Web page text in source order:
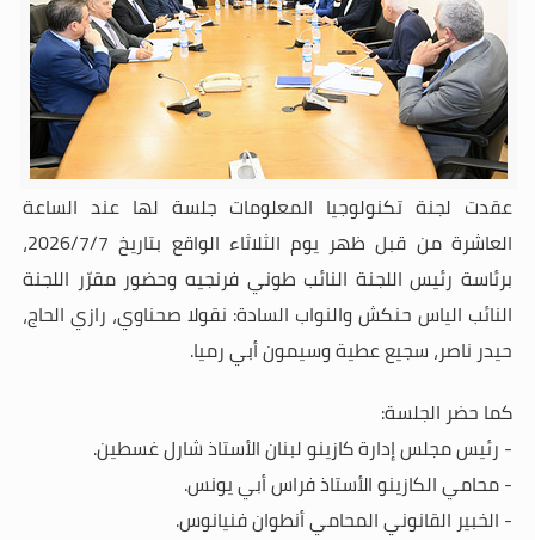
عقدت لجنة تكنولوجيا المعلومات جلسة لها عند الساعة
العاشرة من قبل ظهر يوم الثلاثاء الواقع بتاريخ 7
/
7
/2026،
برئاسة رئيس اللجنة النائب طوني فرنجيه وحضور مقرّر اللجنة
النائب الياس حنكش والنواب السادة: نقولا صحناوي، رازي الحاج،
حيدر ناصر، سجيع عطية وسيمون أبي رميا.
كما حضر الجلسة:
- رئيس مجلس إدارة كازينو لبنان الأستاذ شارل غسطين.
- محامي الكازينو الأستاذ فراس أبي يونس.
- الخبير القانوني المحامي أنطوان فنيانوس.